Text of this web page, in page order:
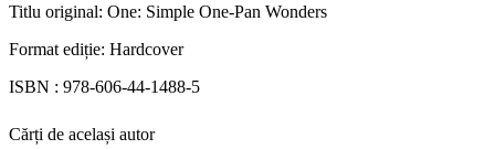
Titlu original: One: Simple One-Pan Wonders
Format ediție: Hardcover
ISBN : 978-606-44-1488-5
Cărți de același autor